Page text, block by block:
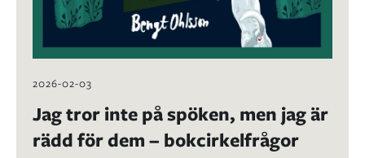
2026-02-03
Jag tror inte på spöken, men jag är
rädd för dem – bokcirkelfrågor